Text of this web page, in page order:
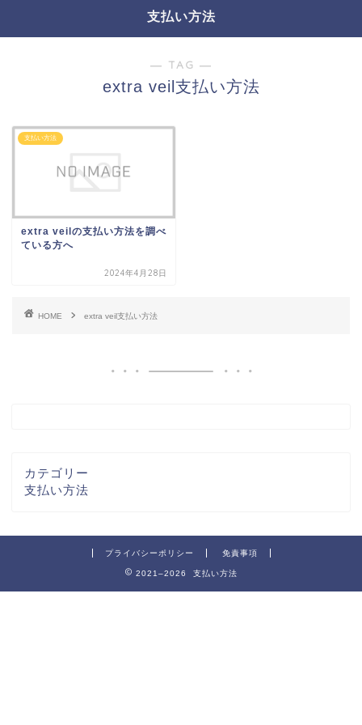
支払い方法
― TAG ―
extra veil支払い方法
支払い方法
extra veilの支払い方法を調べ
ている方へ
2024年4月28日
HOME extra veil支払い方法
カテゴリー
支払い方法
プライバシーポリシー 免責事項
2021–2026 支払い方法